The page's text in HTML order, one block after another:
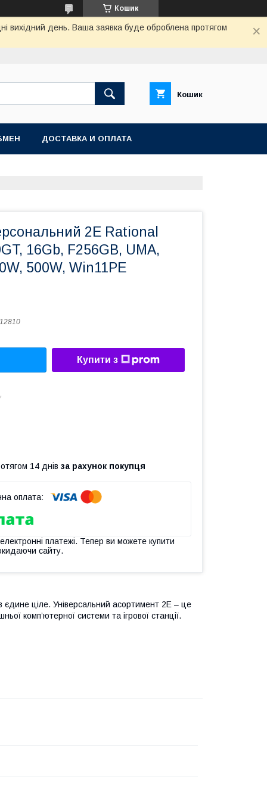
Кошик
вихідний день. Ваша заявка буде оброблена протягом
Кошик
ДОСТАВКА И ОПЛАТА
2E Rational
16Gb, F256GB, UMA,
500W, Win11PE
Купити з
14 днів за рахунок покупця
платежі. Тепер ви можете купити
сайту.
єдине ціле. Універсальний асортимент 2E – це
комп’ютерної системи та ігрової станції.